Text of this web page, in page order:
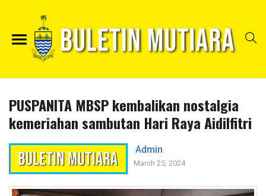
PUSPANITA MBSP kembalikan nostalgia
kemeriahan sambutan Hari Raya Aidilfitri
Admin
March 25, 2024